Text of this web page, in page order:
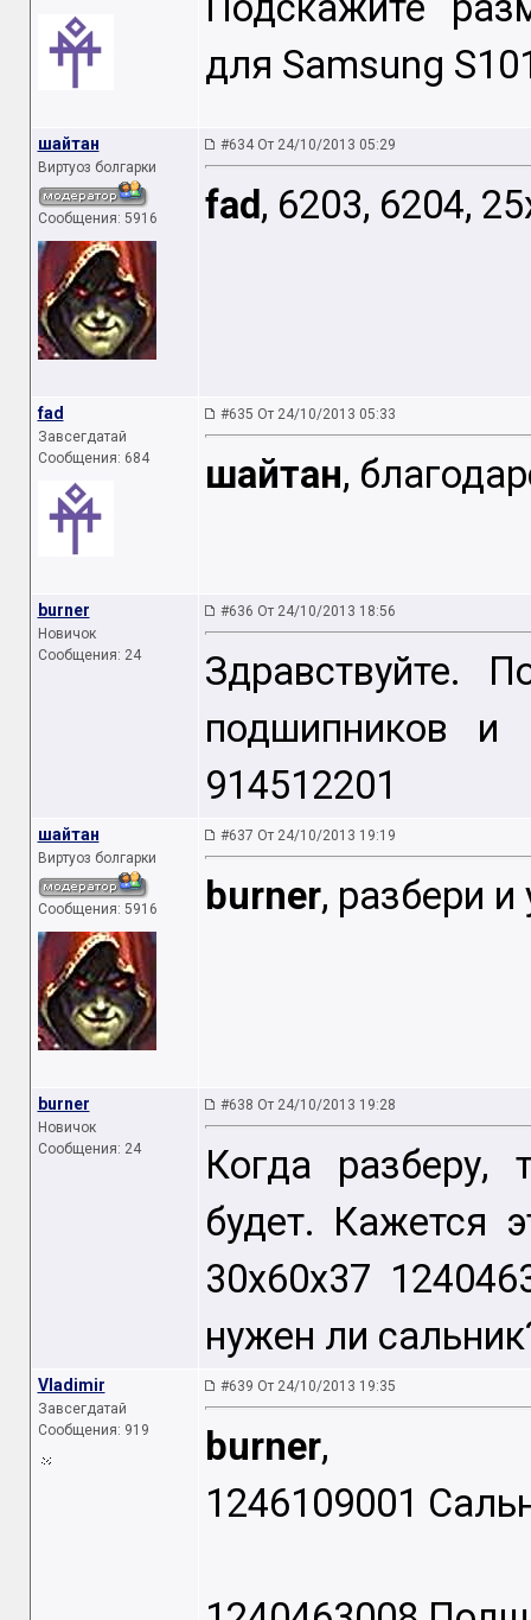
для Samsung
шайтан
Виртуоз болгарки
Сообщения: 5916
#634 От 24/10/2013 05:29
fad, 6203, 6204,
fad
Завсегдатай
Сообщения: 684
#635 От 24/10/2013 05:33
шайтан,
burner
Новичок
Сообщения: 24
#636 От 24/10/2013 18:56
Здравствуйте.
подшипников и
914512201
шайтан
Виртуоз болгарки
Сообщения: 5916
#637 От 24/10/2013 19:19
burner, разбери
burner
Новичок
Сообщения: 24
#638 От 24/10/2013 19:28
Когда разберу,
будет. Кажется
30x60x37
нужен ли
Vladimir
Завсегдатай
Сообщения: 919
#639 От 24/10/2013 19:35
burner,
1246109001